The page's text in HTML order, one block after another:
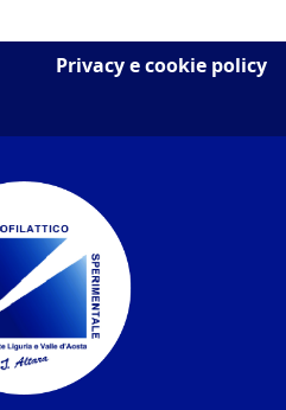
Privacy e cookie policy